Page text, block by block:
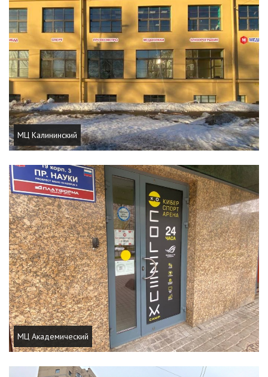
МЦ Калининский
МЦ Академический